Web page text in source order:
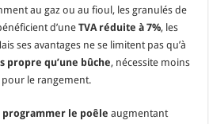
au gaz ou au fioul, les granulés de
d’uneTVA réduite à 7%, les
ses avantages ne se limitent pas qu’à
propre qu’une bûche, nécessite moins
le rangement.
programmer le poêle augmentant